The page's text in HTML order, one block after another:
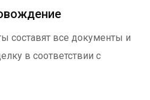
составят все документы и
в соответствии с